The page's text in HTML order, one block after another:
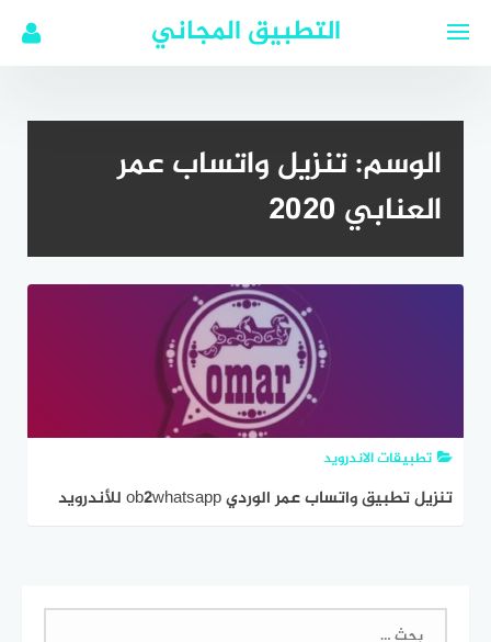
التطبيق المجاني
الوسم:تنزيل واتساب عمر
العنابي 2020
تطبيقات الاندرويد
تنزيل تطبيق واتساب عمر الوردي ob2whatsapp للأندرويد
البحث